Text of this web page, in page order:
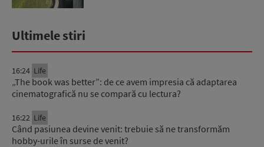
Ultimele stiri
16:24 Life
„The book was better”: de ce avem impresia că adaptarea
cinematografică nu se compară cu lectura?
16:22 Life
Când pasiunea devine venit: trebuie să ne transformăm
hobby-urile în surse de venit?